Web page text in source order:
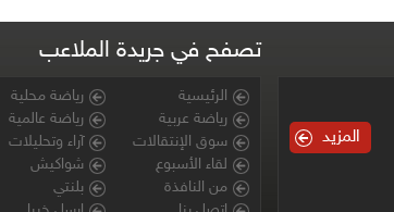
المزيد
تصفح في جريدة الملاعب
الرئيسية
رياضة محلية
رياضة عربية
رياضة عالمية
سوق الإنتقالات
آراء وتحليلات
لقاء الأسبوع
شواكيش
من النافذة
بلنتي